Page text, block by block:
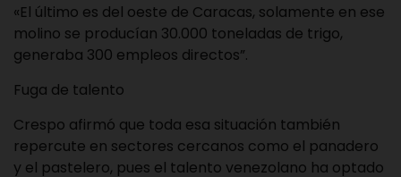
«El último es del oeste de Caracas, solamente en ese
molino se producían 30.000 toneladas de trigo,
generaba 300 empleos directos”.
Fuga de talento
Crespo afirmó que toda esa situación también
repercute en sectores cercanos como el panadero
y el pastelero, pues el talento venezolano ha optado